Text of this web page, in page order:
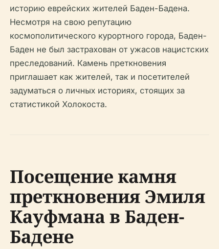
историю еврейских жителей Баден-Бадена.
Несмотря на свою репутацию
космополитического курортного города, Баден-
Баден не был застрахован от ужасов нацистских
преследований. Камень преткновения
приглашает как жителей, так и посетителей
задуматься о личных историях, стоящих за
статистикой Холокоста.
Посещение камня
преткновения Эмиля
Кауфмана в Баден-
Бадене